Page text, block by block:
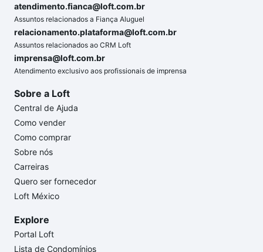
atendimento.fianca@loft.com.br
Assuntos relacionados a Fiança Aluguel
relacionamento.plataforma@loft.com.br
Assuntos relacionados ao CRM Loft
imprensa@loft.com.br
Atendimento exclusivo aos profissionais de imprensa
Sobre a Loft
Central de Ajuda
Como vender
Como comprar
Sobre nós
Carreiras
Quero ser fornecedor
Loft México
Explore
Portal Loft
Lista de Condomínios